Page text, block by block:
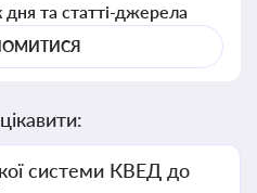
та статті-джерела
системи КВЕД до